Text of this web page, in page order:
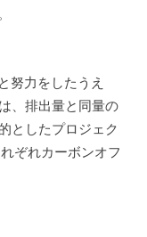
努力をしたうえ
、排出量と同量の
としたプロジェク
ぞれカーボンオフ